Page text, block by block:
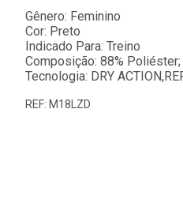
Gênero: Feminino
Cor: Preto
Indicado Para: Treino
Composição: 88%
Tecnologia: DRY
REF: M18LZD